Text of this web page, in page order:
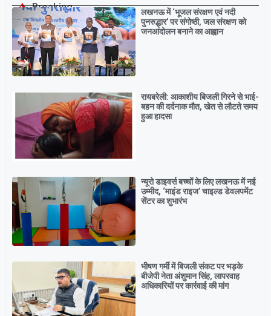
Breaking
लखनऊ में ‘भूजल संरक्षण एवं नदी
पुनरुद्धार’ पर संगोष्ठी, जल संरक्षण को
जनआंदोलन बनाने का आह्वान
रायबरेली: आकाशीय बिजली गिरने से भाई-
बहन की दर्दनाक मौत, खेत से लौटते समय
हुआ हादसा
न्यूरो डाइवर्स बच्चों के लिए लखनऊ में नई
उम्मीद, ‘माइंड राइज’ चाइल्ड डेवलपमेंट
सेंटर का शुभारंभ
भीषण गर्मी में बिजली संकट पर भड़के
बीजेपी नेता अंशुमान सिंह, लापरवाह
अधिकारियों पर कार्रवाई की मांग